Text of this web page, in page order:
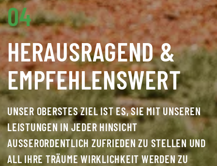
04
HERAUSRAGEND &
EMPFEHLENS­WERT
UNSER OBERSTES ZIEL IST ES, SIE MIT UNSEREN
LEISTUNGEN IN JEDER HINSICHT
AUSSERORDENTLICH ZUFRIEDEN ZU STELLEN UND A
LL IHRE TRÄUME WIRKLICHKEIT WERDEN ZU L